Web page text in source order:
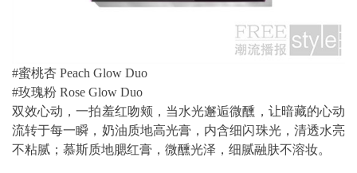
#蜜桃杏 Peach Glow Duo
#玫瑰粉 Rose Glow Duo
双效心动，一拍羞红吻颊，当水光邂逅微醺，让暗藏的心动
流转于每一瞬，奶油质地高光膏，内含细闪珠光，清透水亮
不粘腻；慕斯质地腮红膏，微醺光泽，细腻融肤不溶妆。